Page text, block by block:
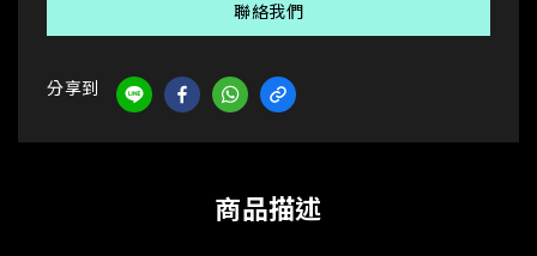
聯絡我們
分享到
商品描述